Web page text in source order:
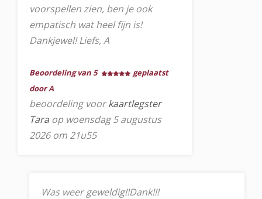
voorspellen zien, ben je ook
empatisch wat heel fijn is!
Dankjewel! Liefs, A
Beoordeling van 5
geplaatst
door A
beoordeling voorkaartlegster
Tara op woensdag 5 augustus
2026 om 21u55
Was weer geweldig!!Dank!!!